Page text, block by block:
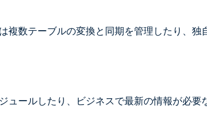
数テーブルの変換と同期を管理したり、独
ールしたり、ビジネスで最新の情報が必